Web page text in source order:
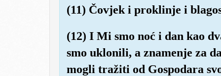
(11) Čovjek i proklinje i
(12) I Mi smo noć i dan kao
smo uklonili, a znamenje za
mogli tražiti od Gospodara